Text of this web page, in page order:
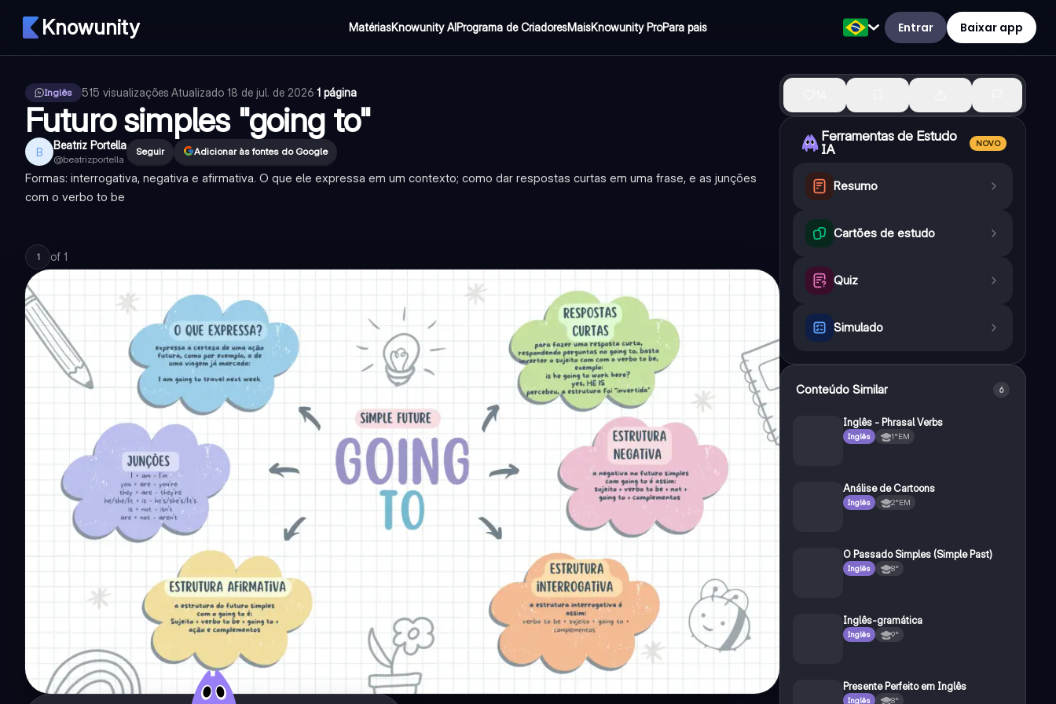
Knowunity MatériasKnowunity AIPrograma de CriadoresMaisKnowunity ProPara pais Entrar Baixar app
Inglês 515 visualizações·Atualizado 18 de jul. de 2026·1 página
Futuro simples "going to"
B Beatriz Portella
@beatrizportella
Seguir Adicionar às fontes do Google
Formas: interrogativa, negativa e afirmativa. O que ele expressa em um contexto; como dar respostas curtas em uma frase, e as junções
com o verbo to be
1 of 1
Ferramentas de Estudo
IA
NOVO
Resumo
Cartões de estudo
Quiz
Simulado
Conteúdo Similar 6
Inglês - Phrasal Verbs
Inglês 1°EM
Análise de Cartoons
Inglês 2°EM
O Passado Simples (Simple Past)
Inglês 8°
Inglês-gramática
Inglês 9°
Presente Perfeito em Inglês
Inglês 8°